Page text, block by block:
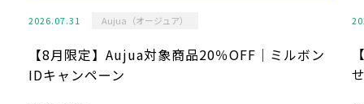
2026.07.31 Aujua（オージュア）
【8月限定】Aujua対象商品20％OFF｜ミルボン
IDキャンペーン